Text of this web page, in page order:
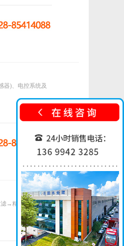
器)、电控系统及
滤→精密过滤→阻